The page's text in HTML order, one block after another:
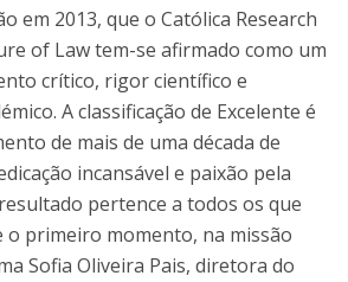
em 2013, que o Católica Research
of Law tem-se afirmado como um
crítico, rigor científico e
A classificação de Excelente é
de mais de uma década de
incansável e paixão pela
pertence a todos os que
o primeiro momento, na missão
Sofia Oliveira Pais, diretora do